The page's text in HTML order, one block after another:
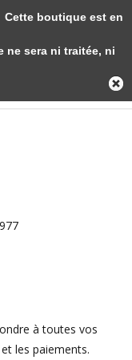
à toutes vos
les paiements.
boutique est en
ne sera ni traitée, ni